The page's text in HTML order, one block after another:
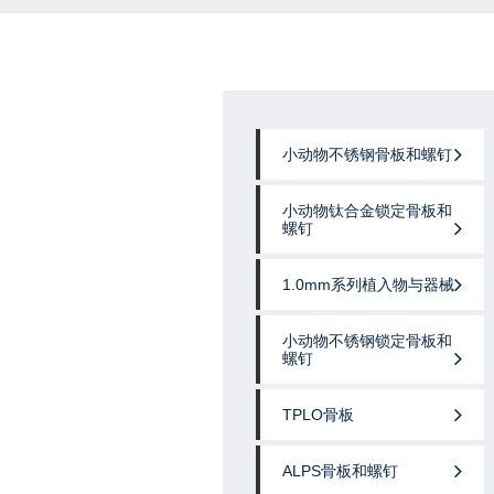
小动物不锈钢骨板和螺钉
小动物钛合金锁定骨板和
螺钉
1.0mm系列植入物与器械
小动物不锈钢锁定骨板和
螺钉
TPLO骨板
ALPS骨板和螺钉